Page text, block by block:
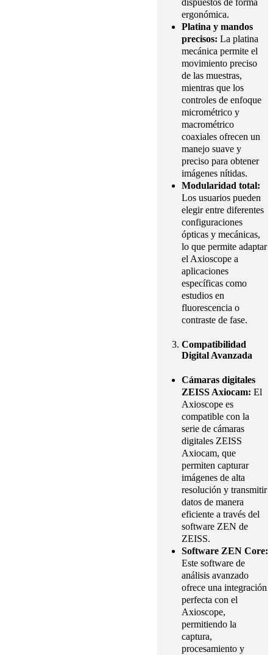
ergonómica.
Platina y mandos
precisos: La platina
mecánica permite el
movimiento preciso
de las muestras,
mientras que los
controles de enfoque
micrométrico y
macrométrico
coaxiales ofrecen un
manejo suave y
preciso para obtener
imágenes nítidas.
Modularidad total:
Los usuarios pueden
elegir entre diferentes
configuraciones
ópticas y mecánicas,
lo que permite adaptar
el Axioscope a
aplicaciones
específicas como
estudios en
fluorescencia o
contraste de fase.
Compatibilidad
Digital Avanzada
Cámaras digitales
ZEISS Axiocam: El
Axioscope es
compatible con la
serie de cámaras
digitales ZEISS
Axiocam, que
permiten capturar
imágenes de alta
resolución y transmitir
datos de manera
eficiente a través del
software ZEN de
ZEISS.
Software ZEN Core:
Este software de
análisis avanzado
ofrece una integración
perfecta con el
Axioscope,
permitiendo la
captura,
procesamiento y